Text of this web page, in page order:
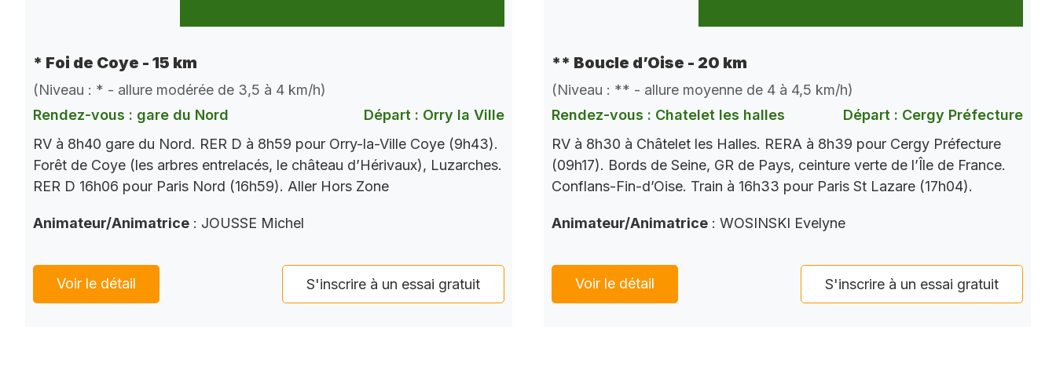
* Foi de Coye - 15 km
(Niveau : * - allure modérée de 3,5 à 4 km/h)
Rendez-vous : gare du Nord
Départ : Orry la Ville
RV à 8h40 gare du Nord. RER D à 8h59 pour Orry-la-Ville Coye (9h43).
Forêt de Coye (les arbres entrelacés, le château d’Hérivaux), Luzarches.
RER D 16h06 pour Paris Nord (16h59). Aller Hors Zone
Animateur/Animatrice : JOUSSE Michel
Voir le détail S'inscrire à un essai gratuit
** Boucle d’Oise - 20 km
(Niveau : ** - allure moyenne de 4 à 4,5 km/h)
Rendez-vous : Chatelet les halles
Départ : Cergy Préfecture
RV à 8h30 à Châtelet les Halles. RERA à 8h39 pour Cergy Préfecture
(09h17). Bords de Seine, GR de Pays, ceinture verte de l’Île de France.
Conflans-Fin-d’Oise. Train à 16h33 pour Paris St Lazare (17h04).
Animateur/Animatrice : WOSINSKI Evelyne
Voir le détail S'inscrire à un essai gratuit